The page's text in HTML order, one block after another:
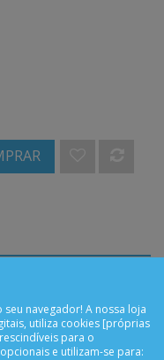
navegador! A nossa loja
utiliza cookies [próprias
para o
e utilizam-se para: